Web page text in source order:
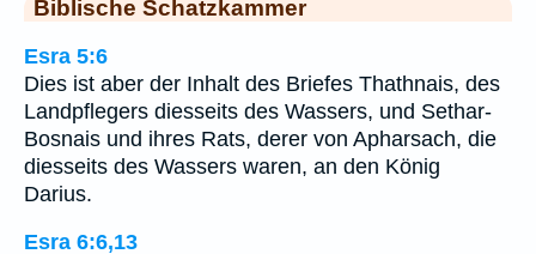
Biblische Schatzkammer
Esra 5:6
Dies ist aber der Inhalt des Briefes Thathnais, des
Landpflegers diesseits des Wassers, und Sethar-
Bosnais und ihres Rats, derer von Apharsach, die
diesseits des Wassers waren, an den König
Darius.
Esra 6:6,13